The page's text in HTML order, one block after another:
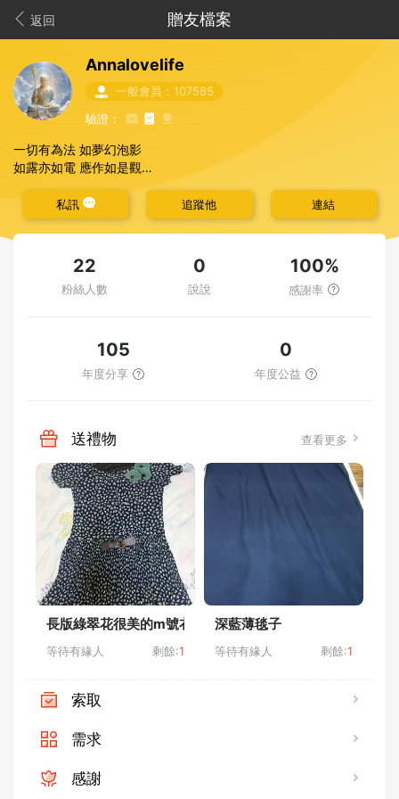
返回 贈友檔案
Annalovelife
一般會員：107585
驗證：
一切有為法 如夢幻泡影
如露亦如電 應作如是觀
私訊 追蹤他 連結
22
粉絲人數
0
說說
100%
感謝率
105
年度分享
0
年度公益
送禮物 查看更多
長版綠翠花很美的m號衣服
等待有緣人 剩餘:1
深藍薄毯子
等待有緣人 剩餘:1
索取
需求
感謝